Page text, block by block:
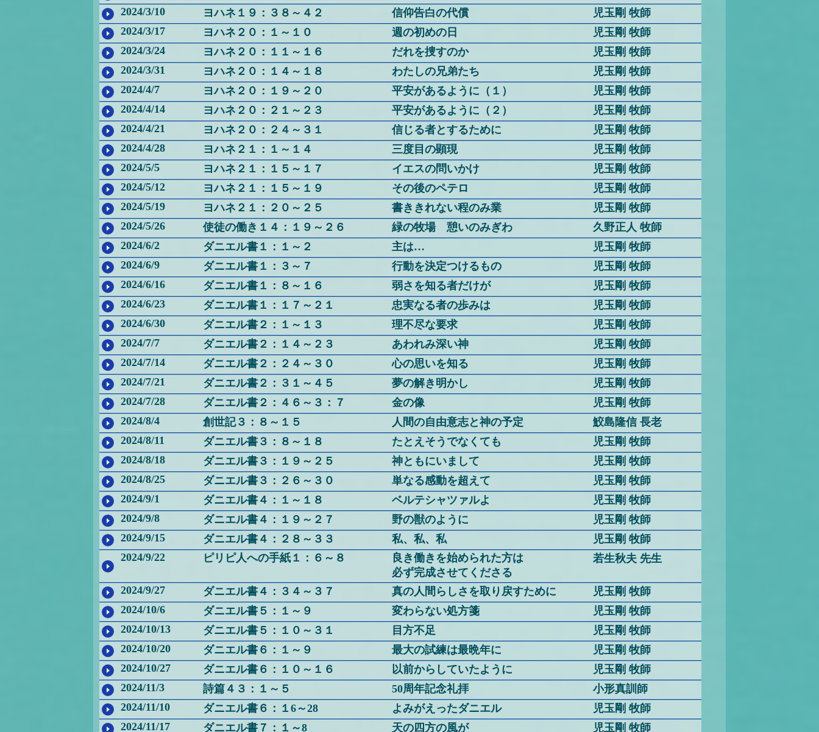
2024/3/10
ヨハネ１９：３８～４２ 信仰告白の代償
児玉剛 牧師
2024/3/17
ヨハネ２０：１～１０ 週の初めの日
児玉剛 牧師
2024/3/24
ヨハネ２０：１１～１６ だれを捜すのか
児玉剛 牧師
2024/3/31
ヨハネ２０：１４～１８ わたしの兄弟たち
児玉剛 牧師
2024/4/7
ヨハネ２０：１９～２０ 平安があるように（１）
児玉剛 牧師
2024/4/14
ヨハネ２０：２１～２３ 平安があるように（２）
児玉剛 牧師
2024/4/21
ヨハネ２０：２４～３１ 信じる者とするために
児玉剛 牧師
2024/4/28
ヨハネ２１：１～１４ 三度目の顕現
児玉剛 牧師
2024/5/5
ヨハネ２１：１５～１７ イエスの問いかけ
児玉剛 牧師
2024/5/12
ヨハネ２１：１５～１９ その後のペテロ
児玉剛 牧師
2024/5/19
ヨハネ２１：２０～２５ 書ききれない程のみ業
児玉剛 牧師
2024/5/26
使徒の働き１４：１９～２６ 緑の牧場 憩いのみぎわ
久野正人 牧師
2024/6/2
ダニエル書１：１～２ 主は…
児玉剛 牧師
2024/6/9
ダニエル書１：３～７ 行動を決定つけるもの
児玉剛 牧師
2024/6/16
ダニエル書１：８～１６ 弱さを知る者だけが
児玉剛 牧師
2024/6/23
ダニエル書１：１７～２１ 忠実なる者の歩みは
児玉剛 牧師
2024/6/30
ダニエル書２：１～１３ 理不尽な要求
児玉剛 牧師
2024/7/7
ダニエル書２：１４～２３ あわれみ深い神
児玉剛 牧師
2024/7/14
ダニエル書２：２４～３０ 心の思いを知る
児玉剛 牧師
2024/7/21
ダニエル書２：３１～４５ 夢の解き明かし
児玉剛 牧師
2024/7/28
ダニエル書２：４６～３：７ 金の像
児玉剛 牧師
2024/8/4
創世記３：８～１５ 人間の自由意志と神の予定
鮫島隆信 長老
2024/8/11
ダニエル書３：８～１８ たとえそうでなくても
児玉剛 牧師
2024/8/18
ダニエル書３：１９～２５ 神ともにいまして
児玉剛 牧師
2024/8/25
ダニエル書３：２６～３０ 単なる感動を超えて
児玉剛 牧師
2024/9/1
ダニエル書４：１～１８ ベルテシャツァルよ
児玉剛 牧師
2024/9/8
ダニエル書４：１９～２７ 野の獣のように
児玉剛 牧師
2024/9/15
ダニエル書４：２８～３３ 私、私、私
児玉剛 牧師
2024/9/22
ピリピ人への手紙１：６～８
良き働きを始められた方は
必ず完成させてくださる
若生秋夫 先生
2024/9/27 ダニエル書４：３４～３７ 真の人間らしさを取り戻すために
児玉剛 牧師
2024/10/6
ダニエル書５：１～９ 変わらない処方箋
児玉剛 牧師
2024/10/13
ダニエル書５：１０～３１ 目方不足
児玉剛 牧師
2024/10/20
ダニエル書６：１～９ 最大の試練は最晩年に
児玉剛 牧師
2024/10/27
ダニエル書６：１０～１６ 以前からしていたように
児玉剛 牧師
2024/11/3
詩篇４３：１～５ 50周年記念礼拝
小形真訓師
2024/11/10
ダニエル書６：１6～28 よみがえったダニエル
児玉剛 牧師
2024/11/17
ダニエル書７：１～8 天の四方の風が 児玉剛 牧師